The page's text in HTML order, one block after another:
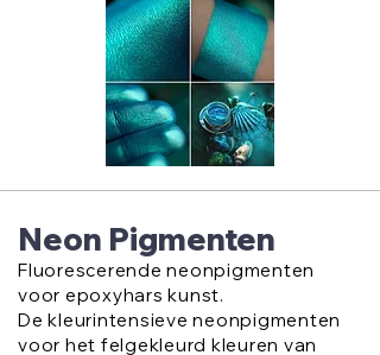
Neon Pigmenten
Fluorescerende neonpigmenten
voor epoxyhars kunst.
De kleurintensieve neonpigmenten
voor het felgekleurd kleuren van